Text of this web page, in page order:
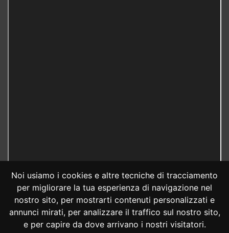
Noi usiamo i cookies e altre tecniche di tracciamento
per migliorare la tua esperienza di navigazione nel
nostro sito, per mostrarti contenuti personalizzati e
annunci mirati, per analizzare il traffico sul nostro sito,
e per capire da dove arrivano i nostri visitatori.